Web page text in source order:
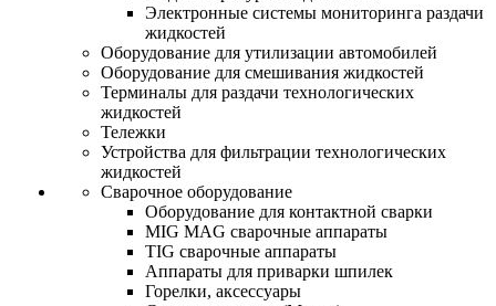
Электронные системы мониторинга раздачи
жидкостей
Оборудование для утилизации автомобилей
Оборудование для смешивания жидкостей
Терминалы для раздачи технологических
жидкостей
Тележки
Устройства для фильтрации технологических
жидкостей
Сварочное оборудование
Оборудование для контактной сварки
MIG MAG сварочные аппараты
TIG сварочные аппараты
Аппараты для приварки шпилек
Горелки, аксессуары